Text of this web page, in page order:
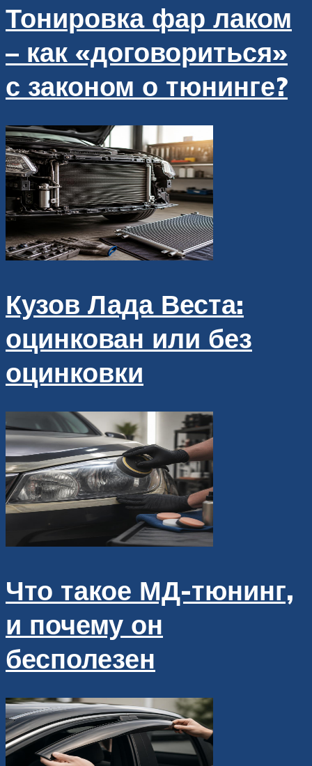
Тонировка фар лаком
– как «договориться»
с законом о тюнинге?
Кузов Лада Веста:
оцинкован или без
оцинковки
Что такое МД-тюнинг,
и почему он
бесполезен